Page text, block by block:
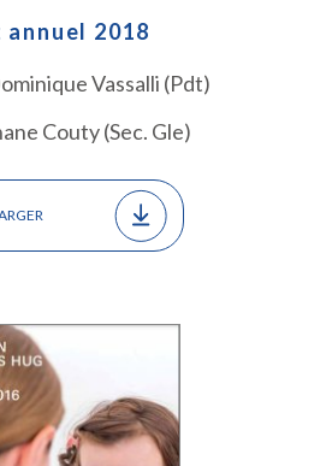
annuel 2018
Vassalli (Pdt)
Couty (Sec. Gle)